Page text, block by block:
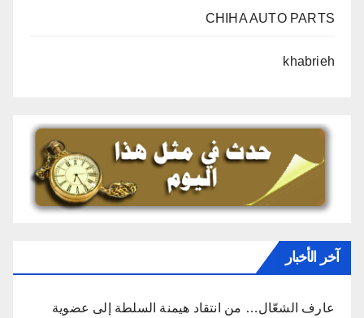
CHIHA AUTO PARTS
khabrieh
آخر الأخبار
عارف الشعّال… من انتقاد هيمنة السلطة إلى عضوية